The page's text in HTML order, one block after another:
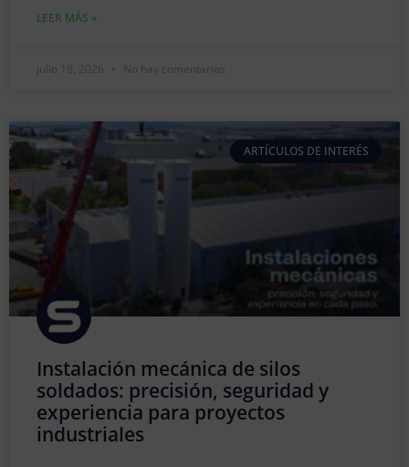
LEER MÁS »
julio 18, 2026 No hay comentarios
ARTÍCULOS DE INTERÉS
Instalación mecánica de silos
soldados: precisión, seguridad y
experiencia para proyectos
industriales